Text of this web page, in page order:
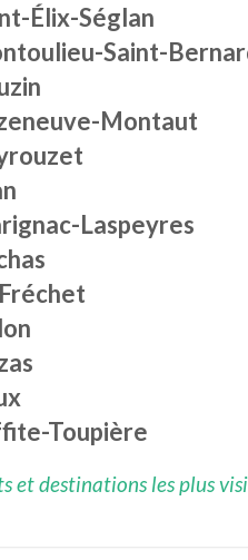
Élix-Séglan
Saint-
Montaut
Laspeyres
Toupière
et destinations les plus